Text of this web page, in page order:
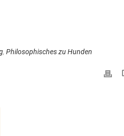
, Philosophisches zu Hunden